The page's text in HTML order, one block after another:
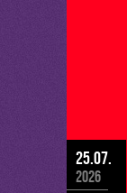
25.07.
2026